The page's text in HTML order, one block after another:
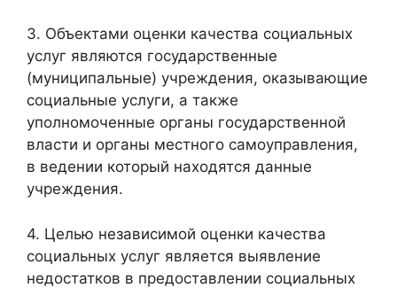
3. Объектами оценки качества социальных
услуг являются государственные
(муниципальные) учреждения, оказывающие
социальные услуги, а также
уполномоченные органы государственной
власти и органы местного самоуправления,
в ведении который находятся данные
учреждения.
4. Целью независимой оценки качества
социальных услуг является выявление
недостатков в предоставлении социальных